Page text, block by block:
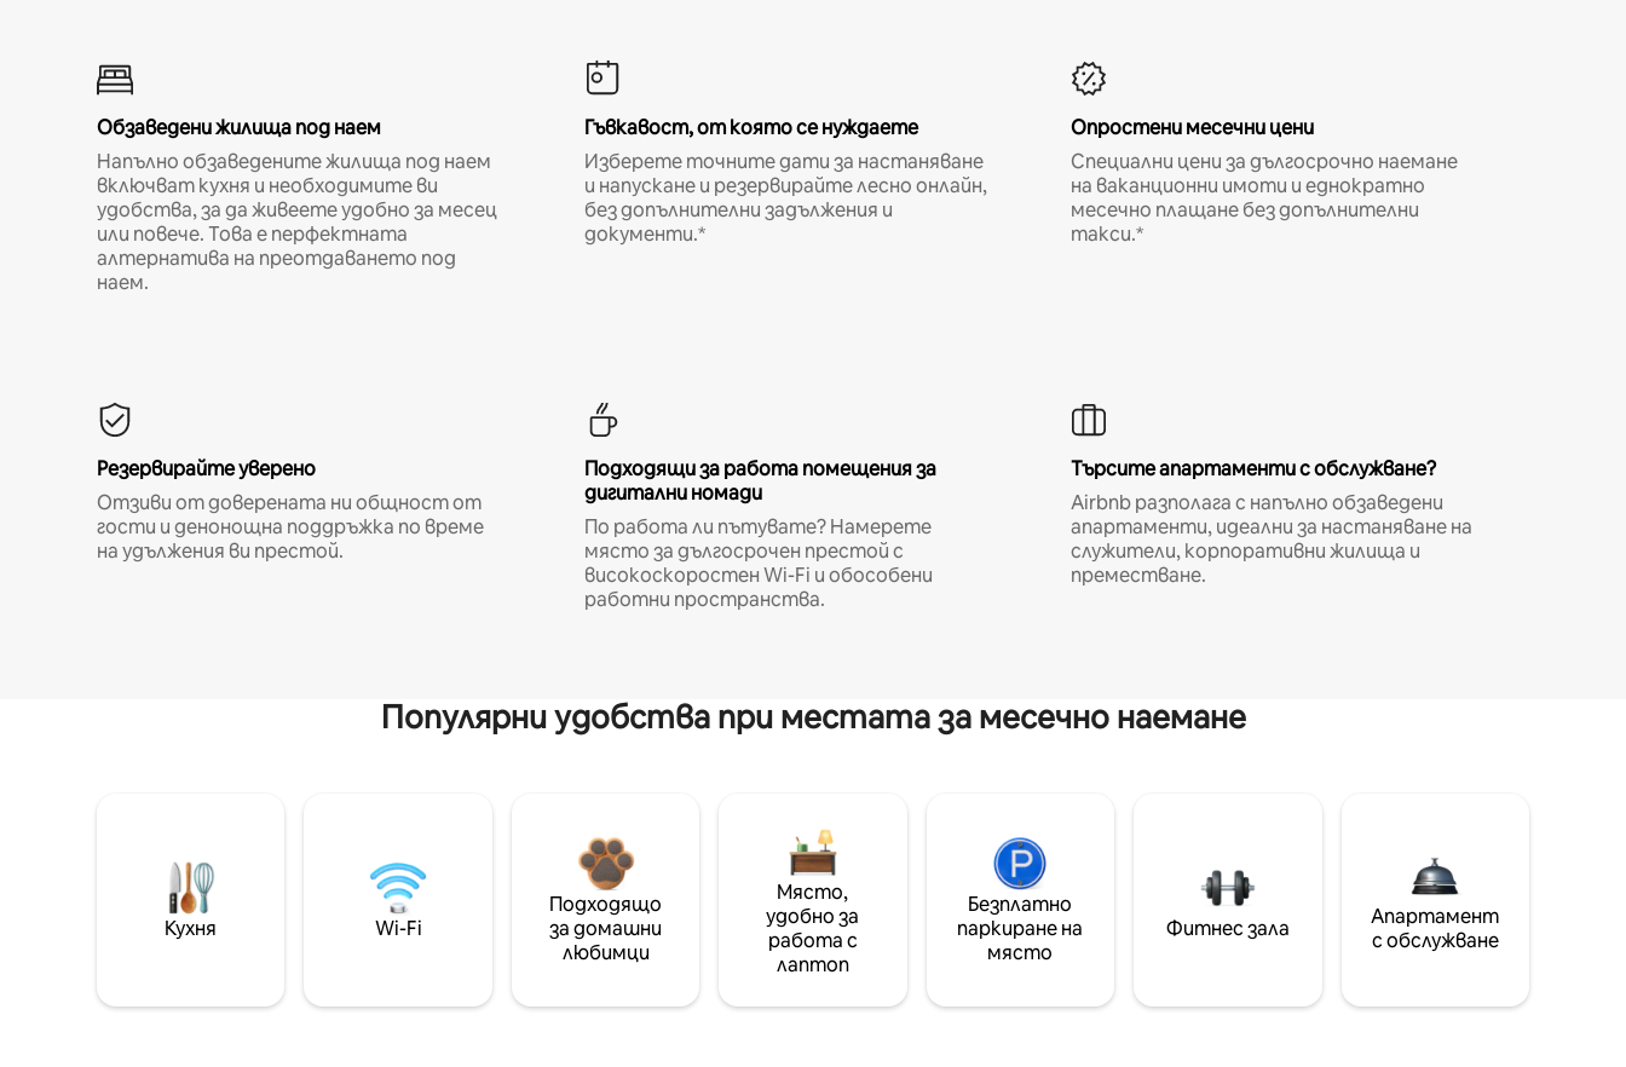
Обзаведени жилища под наем
Напълно обзаведените жилища под наем
включват кухня и необходимите ви
удобства, за да живеете удобно за месец
или повече. Това е перфектната
алтернатива на преотдаването под
наем.
Гъвкавост, от която се нуждаете
Изберете точните дати за настаняване
и напускане и резервирайте лесно онлайн,
без допълнителни задължения и
документи.*
Опростени месечни цени
Специални цени за дългосрочно наемане
на ваканционни имоти и еднократно
месечно плащане без допълнителни
такси.*
Резервирайте уверено
Отзиви от доверената ни общност от
гости и денонощна поддръжка по време
на удължения ви престой.
Подходящи за работа помещения за
дигитални номади
По работа ли пътувате? Намерете
място за дългосрочен престой с
високоскоростен Wi-Fi и обособени
работни пространства.
Търсите апартаменти с обслужване?
Airbnb разполага с напълно обзаведени
апартаменти, идеални за настаняване на
служители, корпоративни жилища и
преместване.
Популярни удобства при местата за месечно наемане
Кухня Wi-Fi
Подходящо
за домашни
любимци
Място,
удобно за
работа с
лаптоп
Безплатно
паркиране на
място
Фитнес зала
Апартамент
с обслужване